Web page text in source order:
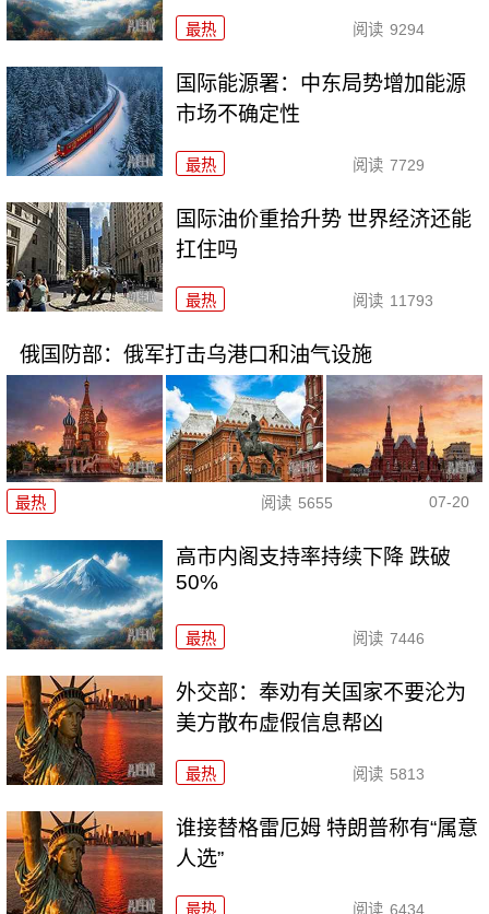
最热 阅读 9294
国际能源署：中东局势增加能源
市场不确定性
最热 阅读 7729
国际油价重拾升势 世界经济还能
扛住吗
最热 阅读 11793
俄国防部：俄军打击乌港口和油气设施
最热 阅读 5655 07-20
高市内阁支持率持续下降 跌破
50%
最热 阅读 7446
外交部：奉劝有关国家不要沦为
美方散布虚假信息帮凶
最热 阅读 5813
谁接替格雷厄姆 特朗普称有“属意
人选”
最热 阅读 6434